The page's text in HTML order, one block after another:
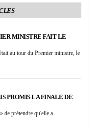
MINISTRE FAIT LE
au tour du Premier ministre, le
PROMIS LA FINALE DE
prétendre qu'elle a...